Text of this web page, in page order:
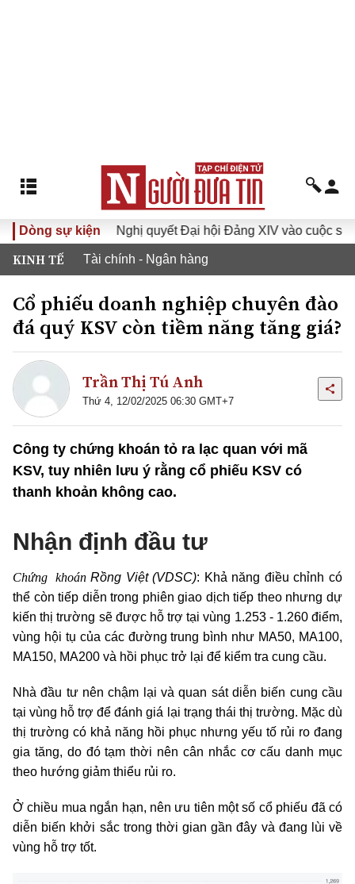
Dòng sự kiện
Đưa Nghị quyết Đại hội Đảng XIV vào cuộc sống
KINH TẾ Tài chính - Ngân hàng
Cổ phiếu doanh nghiệp chuyên đào
đá quý KSV còn tiềm năng tăng giá?
Trần Thị Tú Anh
Thứ 4, 12/02/2025 06:30 GMT+7
Công ty chứng khoán tỏ ra lạc quan với mã
KSV, tuy nhiên lưu ý rằng cổ phiếu KSV có
thanh khoản không cao.
Nhận định đầu tư
Chứng khoán Rồng Việt (VDSC): Khả năng điều chỉnh có
thể còn tiếp diễn trong phiên giao dịch tiếp theo nhưng dự
kiến thị trường sẽ được hỗ trợ tại vùng 1.253 - 1.260 điểm,
vùng hội tụ của các đường trung bình như MA50, MA100,
MA150, MA200 và hồi phục trở lại để kiểm tra cung cầu.
Nhà đầu tư nên chậm lại và quan sát diễn biến cung cầu
tại vùng hỗ trợ để đánh giá lại trạng thái thị trường. Mặc dù
thị trường có khả năng hồi phục nhưng yếu tố rủi ro đang
gia tăng, do đó tạm thời nên cân nhắc cơ cấu danh mục
theo hướng giảm thiểu rủi ro.
Ở chiều mua ngắn hạn, nên ưu tiên một số cổ phiếu đã có
diễn biến khởi sắc trong thời gian gần đây và đang lùi về
vùng hỗ trợ tốt.